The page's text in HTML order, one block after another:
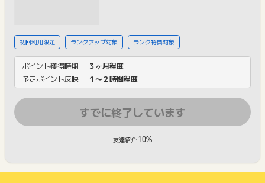
初回利用限定 ランクアップ対象 ランク特典対象
ポイント獲得時期
３ヶ月程度
予定ポイント反映
１〜２時間程度
すでに終了しています
友達紹介 10%